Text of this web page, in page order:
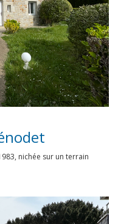
nichée sur un terrain